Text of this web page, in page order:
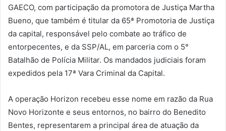
GAECO, com participação da promotora de Justiça Martha
Bueno, que também é titular da 65ª Promotoria de Justiça
da capital, responsável pelo combate ao tráfico de
entorpecentes, e da SSP/AL, em parceria com o 5°
Batalhão de Polícia Militar. Os mandados judiciais foram
expedidos pela 17ª Vara Criminal da Capital.
A operação Horizon recebeu esse nome em razão da Rua
Novo Horizonte e seus entornos, no bairro do Benedito
Bentes, representarem a principal área de atuação da